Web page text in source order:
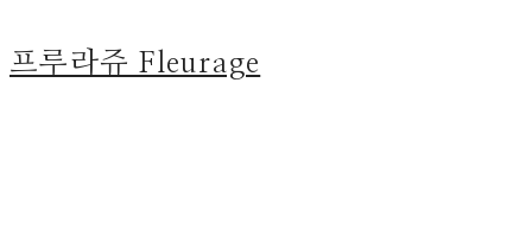
프루라쥬 Fleurage